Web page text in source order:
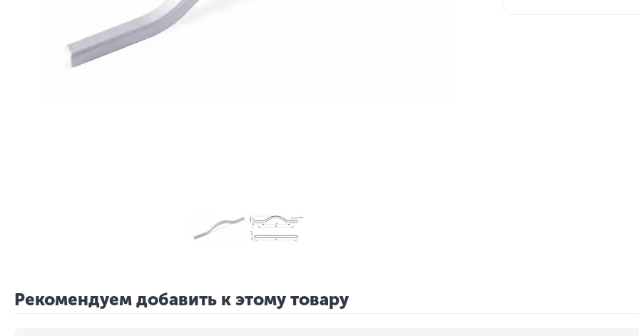
Рекомендуем добавить к этому товару